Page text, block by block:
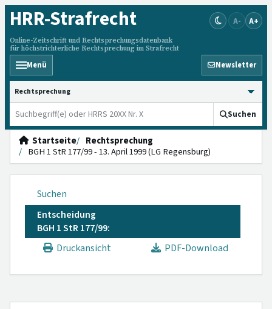
HRR-Strafrecht
Online-Zeitschrift und Rechtsprechungsdatenbank
für höchstrichterliche Rechtsprechung im Strafrecht
A- A+
Menü Newsletter
HRRS durchsuchen
Suchen
Startseite
Rechtsprechung
BGH 1 StR 177/99 - 13. April 1999 (LG Regensburg)
Suchen
Entscheidung
BGH 1 StR 177/99:
Druckansicht
PDF-Download